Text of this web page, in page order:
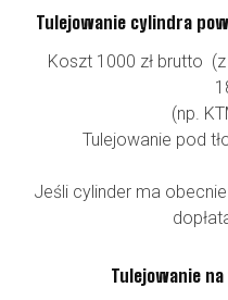
Tulejowanie cylindra
Koszt 1000 zł brutto
(np.
Tulejowanie pod
Jeśli cylinder ma
Tulejowanie